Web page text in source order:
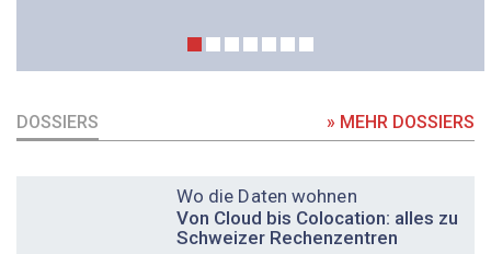
DOSSIERS » MEHR DOSSIERS
Wo die Daten wohnen
Von Cloud bis Colocation: alles zu
Schweizer Rechenzentren